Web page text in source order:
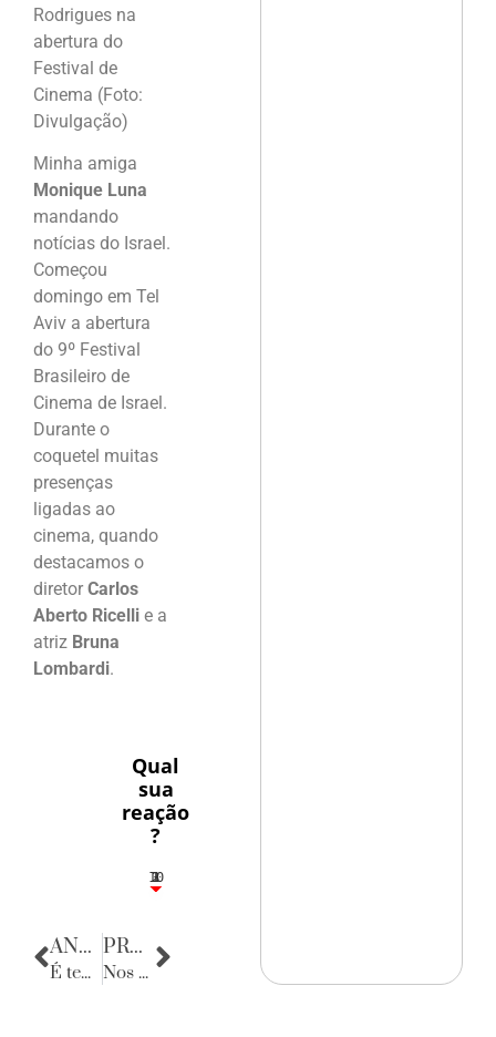
Rodrigues na
abertura do
Festival de
Cinema (Foto:
Divulgação)
Minha amiga
Monique Luna
mandando
notícias do Israel.
Começou
domingo em Tel
Aviv a abertura
do 9º Festival
Brasileiro de
Cinema de Israel.
Durante o
coquetel muitas
presenças
ligadas ao
cinema, quando
destacamos o
diretor Carlos
Aberto Ricelli e a
atriz Bruna
Lombardi.
Qual
sua
reação
?
3
1
1
2
10
ANTERIOR
É tempo de beleza
PRÓXIMA
Nos bastidores da política